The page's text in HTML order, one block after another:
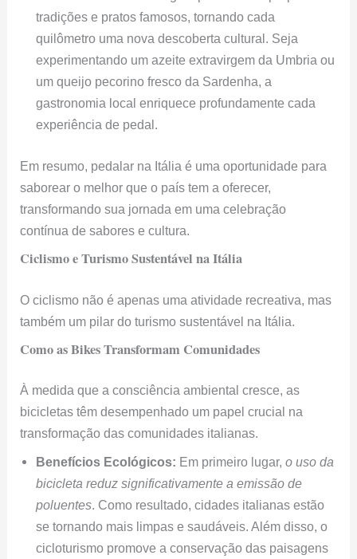
tradições e pratos famosos, tornando cada
quilômetro uma nova descoberta cultural. Seja
experimentando um azeite extravirgem da Umbria ou
um queijo pecorino fresco da Sardenha, a
gastronomia local enriquece profundamente cada
experiência de pedal.
Em resumo, pedalar na Itália é uma oportunidade para
saborear o melhor que o país tem a oferecer,
transformando sua jornada em uma celebração
contínua de sabores e cultura.
Ciclismo e Turismo Sustentável na Itália
O ciclismo não é apenas uma atividade recreativa, mas
também um pilar do turismo sustentável na Itália.
Como as Bikes Transformam Comunidades
À medida que a consciência ambiental cresce, as
bicicletas têm desempenhado um papel crucial na
transformação das comunidades italianas.
Benefícios Ecológicos: Em primeiro lugar,o uso da
bicicleta reduz significativamente a emissão de
poluentes. Como resultado, cidades italianas estão
se tornando mais limpas e saudáveis. Além disso, o
cicloturismo promove a conservação das paisagens